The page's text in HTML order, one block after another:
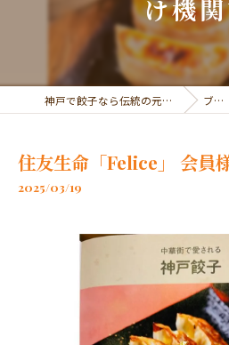
け機
神戸で餃子なら伝統の元祖 ぎょうざ苑 ブログ
住友生命「Felice」 会員
2025/03/19